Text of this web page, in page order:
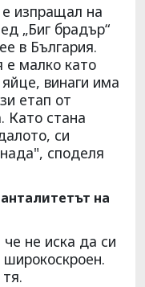
изпращал на
„Биг брадър“
в България.
е малко като
винаги има
етап от
Като стана
си
споделя
на
не иска да си